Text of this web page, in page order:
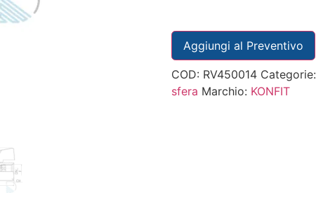
Aggiungi al Preventivo
COD: RV450014 Categorie:
sfera Marchio: KONFIT